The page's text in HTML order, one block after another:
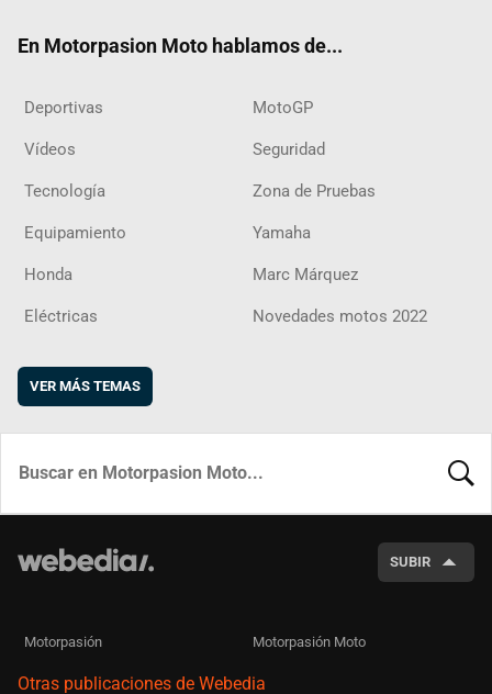
En Motorpasion Moto hablamos de...
Deportivas MotoGP
Vídeos Seguridad
Tecnología Zona de Pruebas
Equipamiento Yamaha
Honda Marc Márquez
Eléctricas Novedades motos 2022
VER MÁS TEMAS
SUBIR
Motorpasión Motorpasión Moto
Otras publicaciones de Webedia